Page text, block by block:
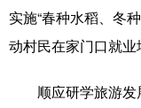
实施“春种水稻、冬
动村民在家门口就业
顺应研学旅游发